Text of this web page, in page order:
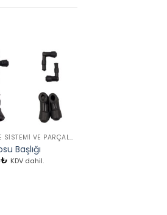
ATEŞLEME SISTEMI VE PARÇALARI
Başlığı
₺ KDV dahil.